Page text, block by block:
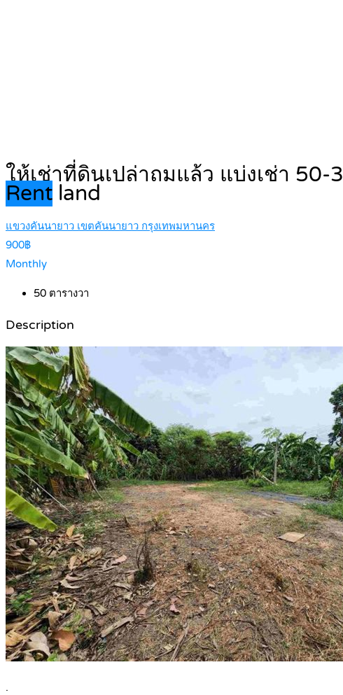
ให้เช่าที่ดินเปล่าถมแล้ว แบ่งเช่า
Rent land
แขวงคันนายาว เขตคันนายาว กรุงเทพมหานคร
900฿
Monthly
50 ตารางวา
Description
.